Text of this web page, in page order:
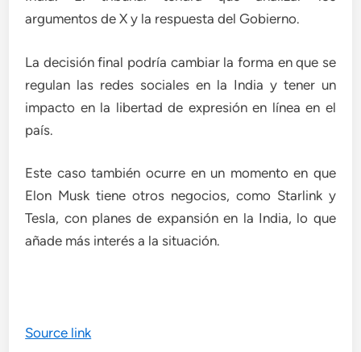
argumentos de X y la respuesta del Gobierno.
La decisión final podría cambiar la forma en que se
regulan las redes sociales en la India y tener un
impacto en la libertad de expresión en línea en el
país.
Este caso también ocurre en un momento en que
Elon Musk tiene otros negocios, como Starlink y
Tesla, con planes de expansión en la India, lo que
añade más interés a la situación.
Source link